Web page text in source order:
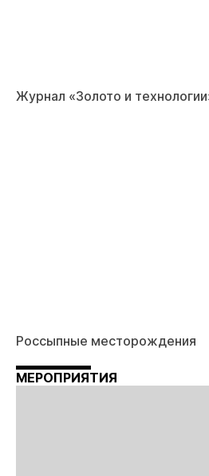
Журнал «Золото и
Россыпные месторождения
МЕРОПРИЯТИЯ